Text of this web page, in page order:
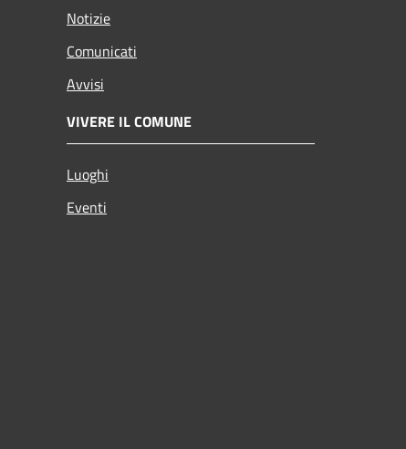
Notizie
Comunicati
Avvisi
VIVERE IL COMUNE
Luoghi
Eventi